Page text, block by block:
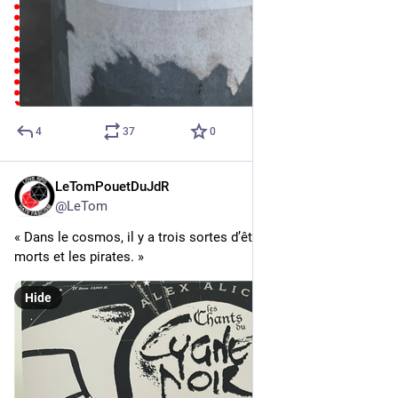
4 37 0
LeTomPouetDuJdR
@LeTom
« Dans le cosmos, il y a trois sortes d’êtres : les vivants, les
morts et les pirates. »
Hide